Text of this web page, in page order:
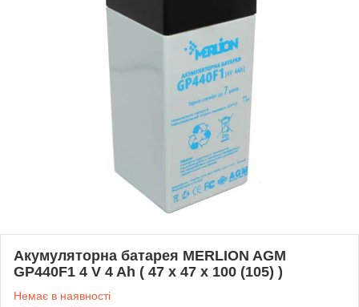
Акумуляторна батарея MERLION AGM
GP440F1 4 V 4 Ah ( 47 x 47 x 100 (105) )
Немає в наявності